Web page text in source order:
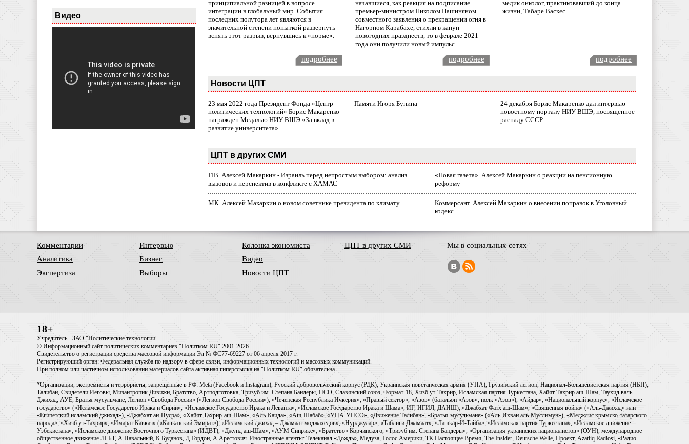
Видео
принципиальной разницей в вопросе
интеграции в глобальный мир. События
последних полутора лет являются в
значительной степени попыткой развернуть
вспять этот разрыв, вернувшись к «норме».
начавшиеся, как реакция на подписание
премьер-министром Николом Пашиняном
совместного заявления о прекращении огня в
Нагорном Карабахе, стихли в канун
новогодних празднеств, то в феврале 2021
года они получили новый импульс.
медик онколог, практиковавший до конца
жизни, Табаре Васкес.
подробнее подробнее подробнее
Новости ЦПТ
23 мая 2022 года Президент Фонда «Центр
политических технологий» Борис Макаренко
награжден Медалью НИУ ВШЭ «За вклад в
развитие университета»
Памяти Игоря Бунина
24 декабря Борис Макаренко дал интервью
новостному порталу НИУ ВШЭ, посвященное
распаду СССР
ЦПТ в других СМИ
FIB. Алексей Макаркин - Израиль перед непростым выбором: анализ
вызовов и перспектив в конфликте с ХАМАС
«Новая газета». Алексей Макаркин о реакции на пенсионную
реформу
МК. Алексей Макаркин о новом советнике президента по климату
Коммерсант. Алексей Макаркин о внесении поправок в Уголовный
кодекс
Комментарии
Аналитика
Экспертиза
Интервью
Бизнес
Выборы
Колонка экономиста
Видео
Новости ЦПТ
ЦПТ в других СМИ Мы в социальных сетях
18+
Учредитель - ЗАО "Политические технологии"
© Информационный сайт политических комментариев "Политком.RU" 2001-2026
Свидетельство о регистрации средства массовой информации Эл № ФС77-69227 от 06 апреля 2017 г.
Регистрирующий орган: Федеральная служба по надзору в сфере связи, информационных технологий и массовых коммуникаций.
При полном или частичном использовании материалов сайта активная гиперссылка на "Политком.RU" обязательна
*Организации, экстремисты и террористы, запрещенные в РФ: Meta (Facebook и Instagram), Русский добровольческий корпус (РДК), Украинская повстанческая армия (УПА), Грузинский легион, Национал-Большевистская партия (НБП),
Талибан, Свидетели Иеговы, Мизантропик Дивижн, Братство, Артподготовка, Тризуб им. Степана Бандеры, НСО, Славянский союз, Формат-18, Хизб ут-Тахрир, Исламская партия Туркестана, Хайят Тахрир аш-Шам, Таухид валь-
Джихад, АУЕ, Братья мусульмане, Легион «Свобода России» («Легион Свобода России»), «Чеченская Республика Ичкерия», «Правый сектор», «Азов» (батальон «Азов», полк «Азов»), «Айдар», «Национальный корпус», «Исламское
государство» («Исламское Государство Ирака и Сирии», «Исламское Государство Ирака и Леванта», «Исламское Государство Ирака и Шама», ИГ, ИГИЛ, ДАИШ), «Джабхат Фатх аш-Шам», «Священная война» («Аль-Джихад» или
«Египетский исламский джихад»), «Джабхат ан-Нусра», «Хайят Тахрир-аш-Шам», «Аль-Каида», «Аш-Шабаб», «УНА-УНСО», «Движение Талибан», «Братья-мусульмане» («Аль-Ихван аль-Муслимун»), «Меджлис крымско-татарского
народа», «Хизб ут-Тахрир», «Имарат Кавказ» («Кавказский Эмират»), «Исламский джихад – Джамаат моджахедов», «Нурджулар», «Таблиги Джамаат», «Лашкар-И-Тайба», «Исламская партия Туркестана», «Исламское движение
Узбекистана», «Исламское движение Восточного Туркестана» (ИДВТ), «Джунд аш-Шам», «АУМ Синрике», «Братство» Корчинского, «Тризуб им. Степана Бандеры», «Организация украинских националистов» (ОУН), международное
общественное движение ЛГБТ, А.Навальный, К.Буданов, Д.Гордон, А.Арестович. Иностранные агенты: Телеканал «Дождь», Медуза, Голос Америки, ТК Настоящее Время, The Insider, Deutsche Welle, Проект, Azatliq Radiosi, «Радио